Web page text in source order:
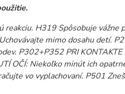
H319 Spôsobuje vážne
mimo dosahu detí.
P302+P352 PRI
OČÍ: Niekoľko minút ich
vo vyplachovaní. P501